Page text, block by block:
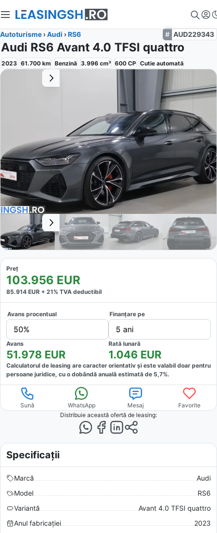
Autoturisme ›Audi ›RS6 AUD229343
Audi RS6 Avant 4.0 TFSI quattro
2023 61.700 km Benzină 3.996 cm³ 600 CP Cutie automată
Preț
103.956 EUR
85.914 EUR + 21% TVA deductibil
Avans procentual
50%
Finanțare pe
5 ani
Avans
51.978 EUR
Rată lunară
1.046 EUR
Calculatorul de leasing are caracter orientativ și este valabil doar pentru
persoane juridice, cu o dobândă anuală estimată de 5,7%.
Sună WhatsApp Mesaj
Favorite
Distribuie această ofertă de leasing:
Specificații
Marcă
Audi
Model
RS6
Variantă
Avant 4.0 TFSI quattro
Anul fabricației
2023